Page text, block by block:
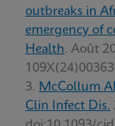
outbreaks in
emergency of
Health. Août
McCollum
Clin Infect Dis.